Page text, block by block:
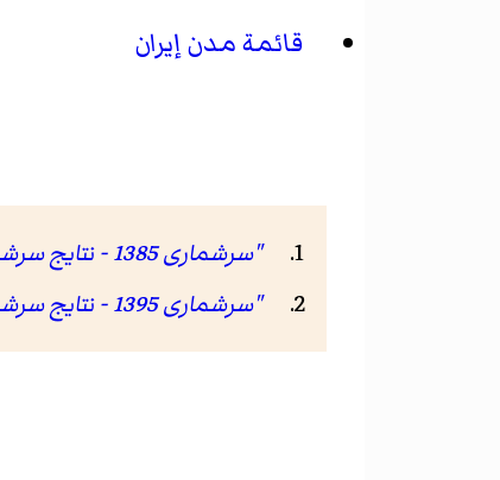
قائمة مدن إيران
"سرشماری 1385 - نتایج سرشماری 85"
"سرشماری 1395 - نتایج سرشماری 95"